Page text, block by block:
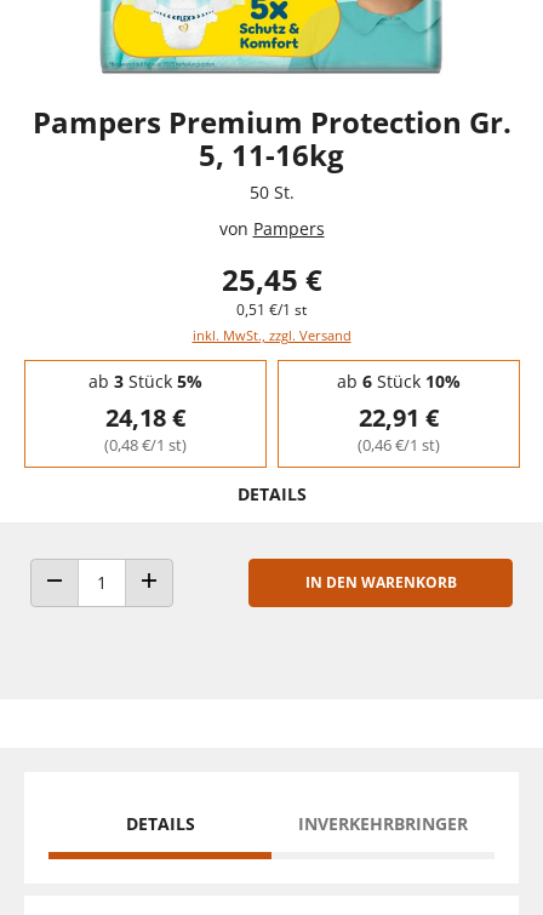
Pampers Premium Protection Gr.
5, 11-16kg
50 St.
von Pampers
25,45 €
0,51 €/1 st
inkl. MwSt., zzgl. Versand
Staffelpreise - Mengenrabatt
ab 3Stück 5%
24,18 €
(0,48 €/1 st)
ab 6Stück 10%
22,91 €
(0,46 €/1 st)
DETAILS
ANZAHL VERRINGERNANZAHL ERHÖHEN
IN DEN WARENKORB
DETAILS INVERKEHRBRINGER